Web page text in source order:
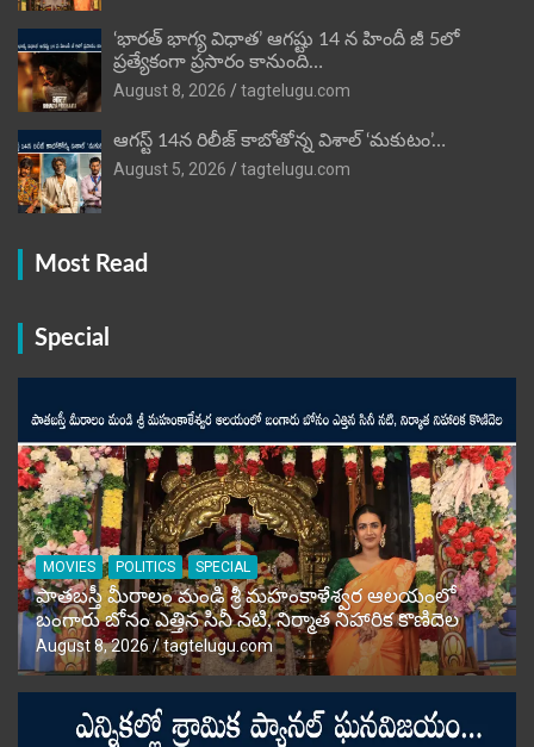
‘భారత్ భాగ్య విధాత’ ఆగష్టు 14 న హిందీ జీ 5లో
ప్రత్యేకంగా ప్రసారం కానుంది…
August 8, 2026
tagtelugu.com
ఆగస్ట్ 14న రిలీజ్ కాబోతోన్న విశాల్ ‘మకుటం’…
August 5, 2026
tagtelugu.com
Most Read
Special
MOVIES POLITICS SPECIAL
పాతబస్తీ మీరాలం మండి శ్రీ మహంకాళేశ్వర ఆలయంలో
బంగారు బోనం ఎత్తిన సినీ నటి, నిర్మాత నిహారిక కొణిదెల
August 8, 2026 tagtelugu.com